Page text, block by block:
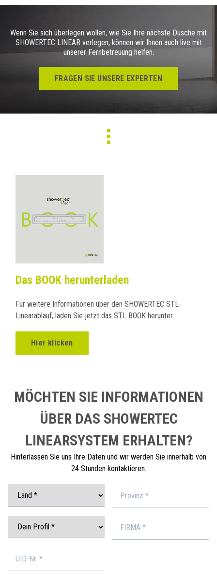
Wenn Sie sich überlegen wollen, wie Sie Ihre nächste Dusche mit
SHOWERTEC LINEAR verlegen, können wir Ihnen auch live mit
unserer Fernbetreuung helfen.
FRAGEN SIE UNSERE EXPERTEN
Das BOOK herunterladen
Für weitere Informationen über den SHOWERTEC STL-
Linearablauf, laden Sie jetzt das STL BOOK herunter.
Hier klicken
MÖCHTEN SIE INFORMATIONEN
ÜBER DAS SHOWERTEC
LINEARSYSTEM ERHALTEN?
Hinterlassen Sie uns Ihre Daten und wir werden Sie innerhalb von
24 Stunden kontaktieren.